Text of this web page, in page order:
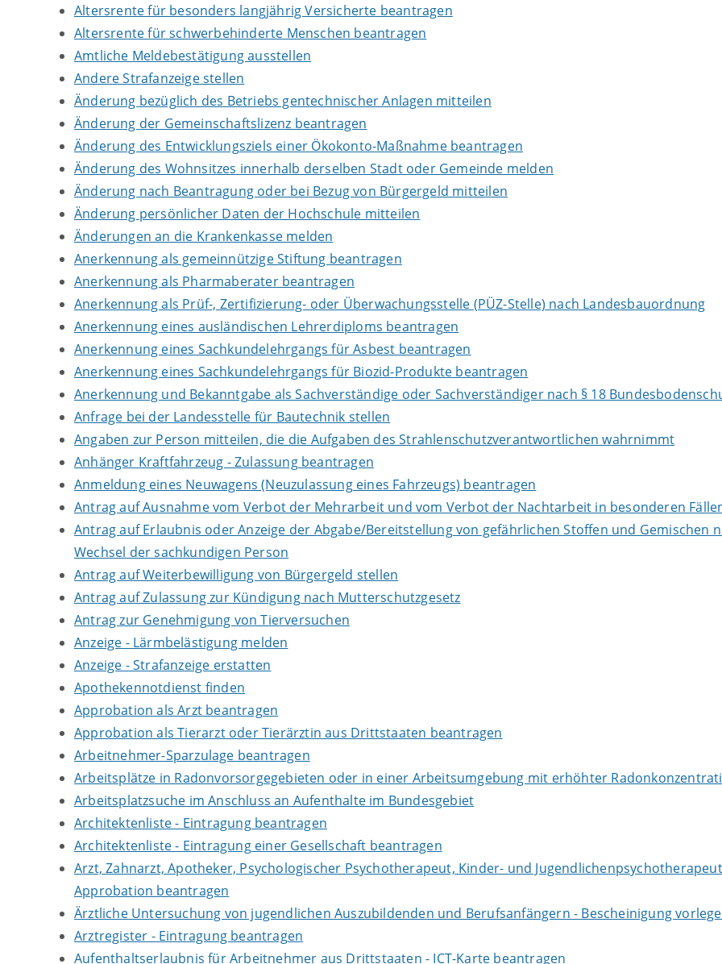
Altersrente für besonders langjährig Versicherte beantragen
Altersrente für schwerbehinderte Menschen beantragen
Amtliche Meldebestätigung ausstellen
Andere Strafanzeige stellen
Änderung bezüglich des Betriebs gentechnischer Anlagen mitteilen
Änderung der Gemeinschaftslizenz beantragen
Änderung des Entwicklungsziels einer Ökokonto-Maßnahme beantragen
Änderung des Wohnsitzes innerhalb derselben Stadt oder Gemeinde melden
Änderung nach Beantragung oder bei Bezug von Bürgergeld mitteilen
Änderung persönlicher Daten der Hochschule mitteilen
Änderungen an die Krankenkasse melden
Anerkennung als gemeinnützige Stiftung beantragen
Anerkennung als Pharmaberater beantragen
Anerkennung als Prüf-, Zertifizierung- oder Überwachungsstelle (PÜZ-Stelle) nach Landesbauordnung
Anerkennung eines ausländischen Lehrerdiploms beantragen
Anerkennung eines Sachkundelehrgangs für Asbest beantragen
Anerkennung eines Sachkundelehrgangs für Biozid-Produkte beantragen
Anerkennung und Bekanntgabe als Sachverständige oder Sachverständiger nach § 18
Anfrage bei der Landesstelle für Bautechnik stellen
Angaben zur Person mitteilen, die die Aufgaben des Strahlenschutzverantwortlichen wahrnimmt
Anhänger Kraftfahrzeug - Zulassung beantragen
Anmeldung eines Neuwagens (Neuzulassung eines Fahrzeugs) beantragen
Antrag auf Ausnahme vom Verbot der Mehrarbeit und vom Verbot der Nachtarbeit in besonderen
Antrag auf Erlaubnis oder Anzeige der Abgabe/Bereitstellung von gefährlichen Stoffen und Gemischen
Wechsel der sachkundigen Person
Antrag auf Weiterbewilligung von Bürgergeld stellen
Antrag auf Zulassung zur Kündigung nach Mutterschutzgesetz
Antrag zur Genehmigung von Tierversuchen
Anzeige - Lärmbelästigung melden
Anzeige - Strafanzeige erstatten
Apothekennotdienst finden
Approbation als Arzt beantragen
Approbation als Tierarzt oder Tierärztin aus Drittstaaten beantragen
Arbeitnehmer-Sparzulage beantragen
Arbeitsplätze in Radonvorsorgegebieten oder in einer Arbeitsumgebung mit erhöhter
Arbeitsplatzsuche im Anschluss an Aufenthalte im Bundesgebiet
Architektenliste - Eintragung beantragen
Architektenliste - Eintragung einer Gesellschaft beantragen
Arzt, Zahnarzt, Apotheker, Psychologischer Psychotherapeut, Kinder- und
Approbation beantragen
Ärztliche Untersuchung von jugendlichen Auszubildenden und Berufsanfängern - Bescheinigung
Arztregister - Eintragung beantragen
Aufenthaltserlaubnis für Arbeitnehmer aus Drittstaaten - ICT-Karte beantragen